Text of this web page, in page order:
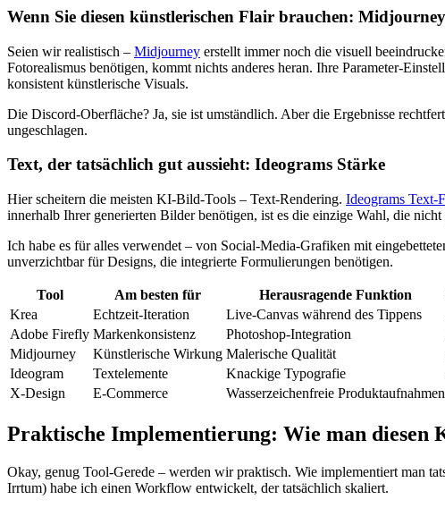
Wenn Sie diesen künstlerischen Flair brauchen:
Seien wir realistisch – Midjourney erstellt immer noch die visuell
Fotorealismus benötigen, kommt nichts anderes heran. Ihre Parameter-
konsistent künstlerische Visuals.
Die Discord-Oberfläche? Ja, sie ist umständlich. Aber die Ergebnisse
ungeschlagen.
Text, der tatsächlich gut aussieht: Ideograms Stärke
Hier scheitern die meisten KI-Bild-Tools – Text-Rendering. Ideograms Text-
innerhalb Ihrer generierten Bilder benötigen, ist es die einzige Wahl, die nicht
Ich habe es für alles verwendet – von Social-Media-Grafiken mit
unverzichtbar für Designs, die integrierte Formulierungen benötigen.
Tool Am besten für Herausragende Funktion
Krea
Echtzeit-Iteration Live-Canvas während des Tippens
Adobe Firefly Markenkonsistenz Photoshop-Integration
Midjourney
Künstlerische Wirkung Malerische Qualität
Ideogram
Textelemente Knackige Typografie
X-Design
E-Commerce Wasserzeichenfreie Produktaufnahmen
Praktische Implementierung: Wie man diesen
Okay, genug Tool-Gerede – werden wir praktisch. Wie implementiert man
Irrtum) habe ich einen Workflow entwickelt, der tatsächlich skaliert.